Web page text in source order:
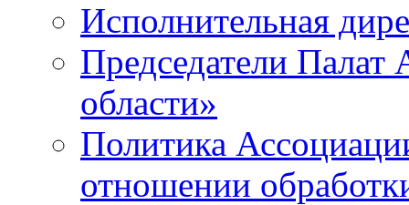
Исполнительная
Председатели
области»
Политика
отношении